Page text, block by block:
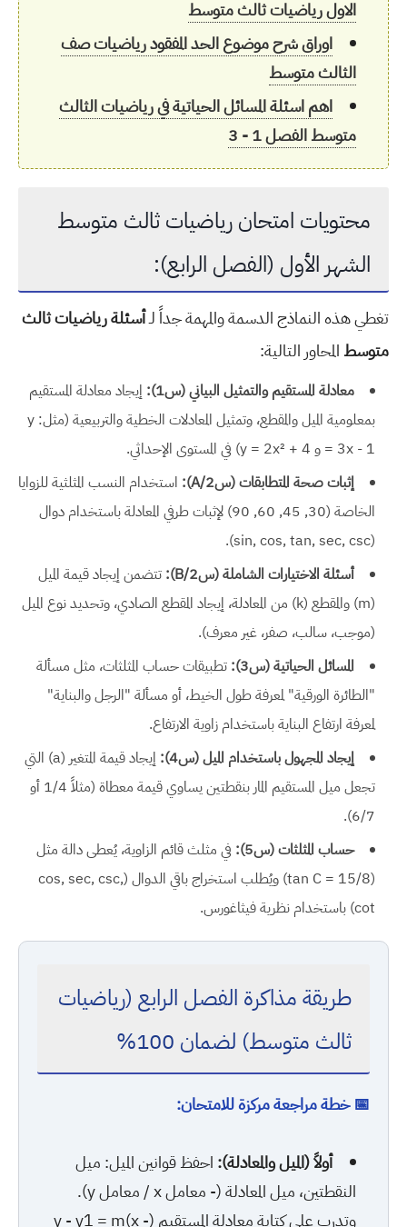
الاول رياضيات ثالث متوسط
اوراق شرح موضوع الحد المفقود رياضيات صف
الثالث متوسط
اهم اسئلة المسائل الحياتية في رياضيات الثالث
متوسط الفصل 1 - 3
محتويات امتحان رياضيات ثالث متوسط
الشهر الأول (الفصل الرابع):
تغطي هذه النماذج الدسمة والمهمة جداً لـأسئلة رياضيات ثالث
متوسط المحاور التالية:
معادلة المستقيم والتمثيل البياني (س1):
إيجاد معادلة المستقيم
بمعلومية الميل والمقطع، وتمثيل المعادلات الخطية والتربيعية (مثل: y
= 3x - 1 و y = 2x² + 4) في المستوى الإحداثي.
إثبات صحة المتطابقات (س2/A):
استخدام النسب المثلثية للزوايا
الخاصة (30, 45, 60, 90) لإثبات طرفي المعادلة باستخدام دوال
(sin, cos, tan, sec, csc).
أسئلة الاختيارات الشاملة (س2/B):
تتضمن إيجاد قيمة الميل
(m) والمقطع (k) من المعادلة، إيجاد المقطع الصادي، وتحديد نوع الميل
(موجب، سالب، صفر، غير معرف).
المسائل الحياتية (س3):
تطبيقات حساب المثلثات، مثل مسألة
"الطائرة الورقية" لمعرفة طول الخيط، أو مسألة "الرجل والبناية"
لمعرفة ارتفاع البناية باستخدام زاوية الارتفاع.
إيجاد المجهول باستخدام الميل (س4):
إيجاد قيمة المتغير (a) التي
تجعل ميل المستقيم المار بنقطتين يساوي قيمة معطاة (مثلاً 1/4 أو
6/7).
حساب المثلثات (س5):
في مثلث قائم الزاوية، يُعطى دالة مثل
(tan C = 15/8) ويُطلب استخراج باقي الدوال (cos, sec, csc,
cot) باستخدام نظرية فيثاغورس.
طريقة مذاكرة الفصل الرابع (رياضيات
ثالث متوسط) لضمان 100%
📅 خطة مراجعة مركزة للامتحان:
أولاً (الميل والمعادلة): احفظ قوانين الميل: ميل
النقطتين، ميل المعادلة (- معامل x / معامل y).
وتدرب على كتابة معادلة المستقيم (y - y1 = m(x -